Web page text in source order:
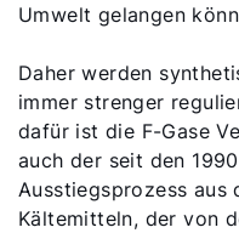
Umwelt gelangen
Daher werden
immer strenger
dafür ist die F-Gase
auch der seit den
Ausstiegsprozess aus
Kältemitteln, der von